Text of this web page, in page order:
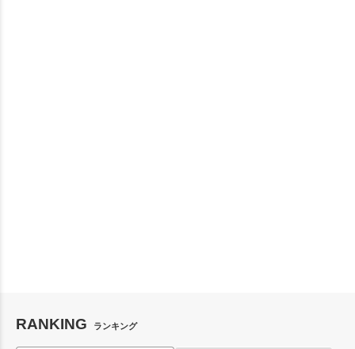
RANKING ランキング